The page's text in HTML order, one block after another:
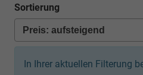
Sortierung
In Ihrer aktuellen Filterung